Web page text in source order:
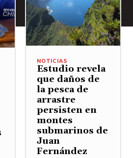
NOTICIAS
Estudio revela
que daños de
la pesca de
arrastre
persisten en
montes
submarinos de
Juan
Fernández